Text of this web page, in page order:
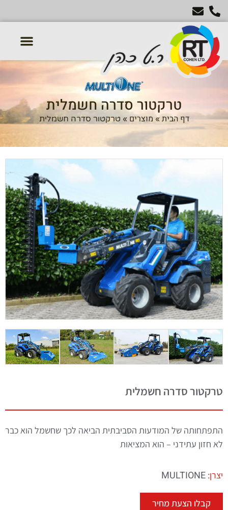
טרקטור סדרה חשמלית
דף הבית» מוצרים » טרקטור סדרה חשמלית
טרקטור סדרה חשמלית
התפתחותה של המודעות הסביבתית הביאה לכך שחשמל הוא כבר
לא חזון עתידני – הוא המציאות
יצרן: MULTIONE
קבלו הצעת מחיר